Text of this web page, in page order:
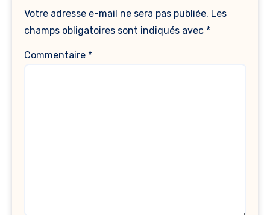
Votre adresse e-mail ne sera pas publiée. Les
champs obligatoires sont indiqués avec *
Commentaire *